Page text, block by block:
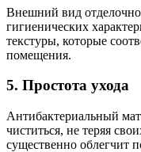
Внешний вид
гигиенических
текстуры, которые
помещения.
5. Простота ухода
Антибактериальный
чиститься, не теряя
существенно облегчит